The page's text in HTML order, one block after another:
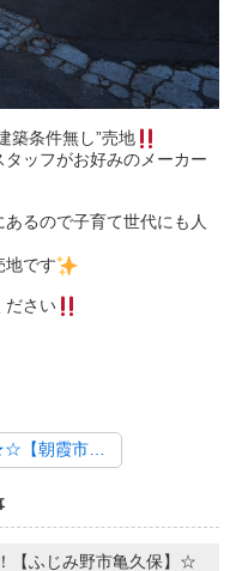
築条件無し”売地
ッフがお好みのメーカー
るので子育て世代にも人
地です
ださい
☆★☆【朝霞市膝折町】車庫並列２台付き♪東側角地に位置する限定１棟☆★☆
【ふじみ野市亀久保】☆